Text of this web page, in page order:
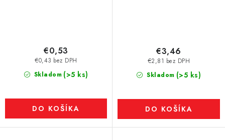
Skladom (>5 ks)
€0,43 bez DPH
€0,53
DO KOŠÍKA
Skladom (>5 ks)
€2,81 bez DPH
€3,46
DO KOŠÍKA